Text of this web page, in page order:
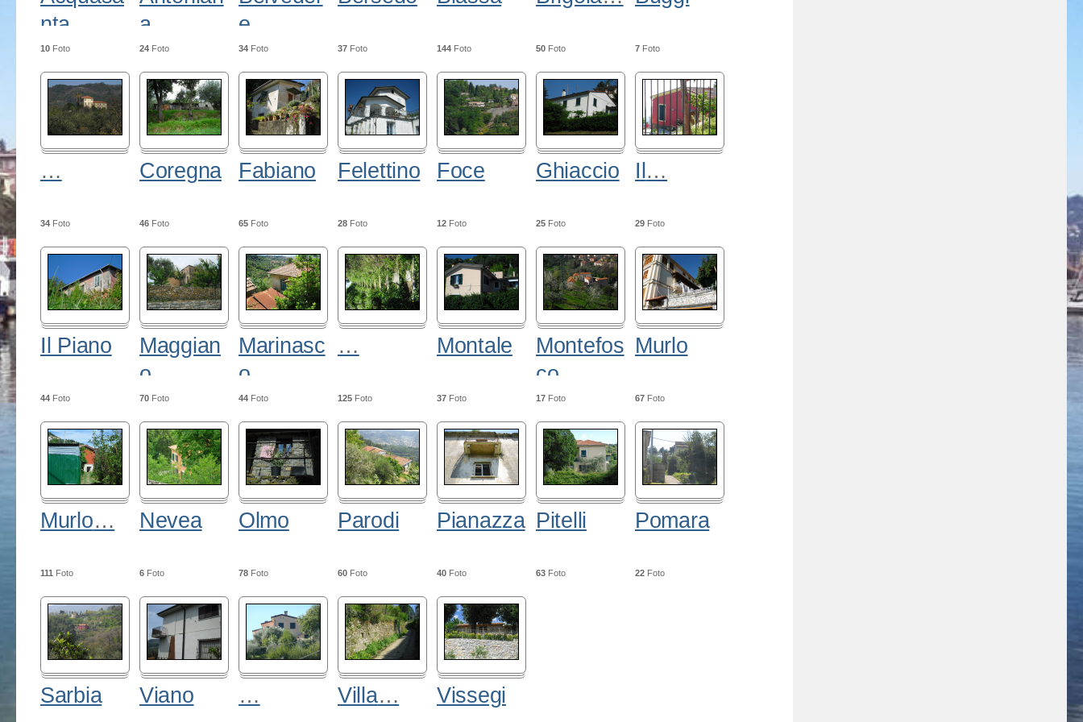
nta
10 Foto
a
24 Foto
e
34 Foto 37 Foto 144 Foto 50 Foto 7 Foto
…
34 Foto
Coregna
46 Foto
Fabiano
65 Foto
Felettino
28 Foto
Foce
12 Foto
Ghiaccio
25 Foto
Il …
29 Foto
Il Piano
44 Foto
Maggian
o
70 Foto
Marinasc
o
44 Foto
…
125 Foto
Montale
37 Foto
Montefos
co
17 Foto
Murlo
67 Foto
Murlo…
111 Foto
Nevea
6 Foto
Olmo
78 Foto
Parodi
60 Foto
Pianazza
40 Foto
Pitelli
63 Foto
Pomara
22 Foto
Sarbia Viano … Villa… Vissegi